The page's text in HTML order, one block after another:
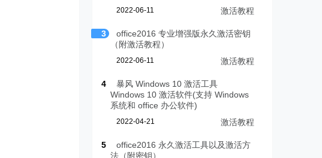
2022-06-11 激活教程
3
office2016 专业增强版永久激活密钥
（附激活教程）
2022-06-11 激活教程
4
暴风 Windows 10 激活工具
Windows 10 激活软件(支持 Windows
系统和 office 办公软件)
2022-04-21 激活教程
5
office2016 永久激活工具以及激活方
法（附密钥）